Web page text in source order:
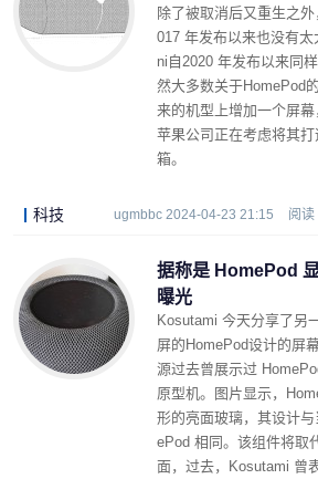
除了被取消后又重生之
017 年发布以来也没有
ni自2020 年发布以来同
然大多数关于HomePod
来的机型上增加一个屏幕
苹果公司正在考虑将其
箱。
科技 ugmbbc 2024-04-23 21:15 阅
据称是 HomePod
曝光
Kosutami 今天分享了另
屏的HomePod设计的屏
源过去曾展示过
原型机。图片显示，
形的亮面玻璃，其设计
ePod 相同。该组件将取
面，过去，Kosutami 曾